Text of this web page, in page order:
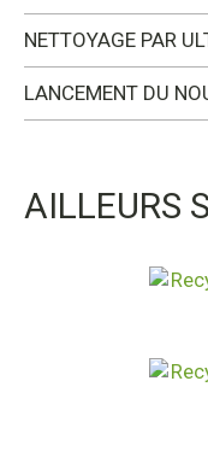
NETTOYAGE PAR
LANCEMENT DU
AILLEURS